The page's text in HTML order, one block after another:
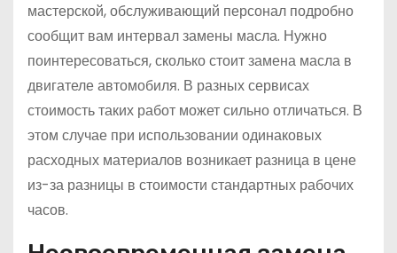
мастерской, обслуживающий персонал подробно
сообщит вам интервал замены масла. Нужно
поинтересоваться, сколько стоит замена масла в
двигателе автомобиля. В разных сервисах
стоимость таких работ может сильно отличаться. В
этом случае при использовании одинаковых
расходных материалов возникает разница в цене
из-за разницы в стоимости стандартных рабочих
часов.